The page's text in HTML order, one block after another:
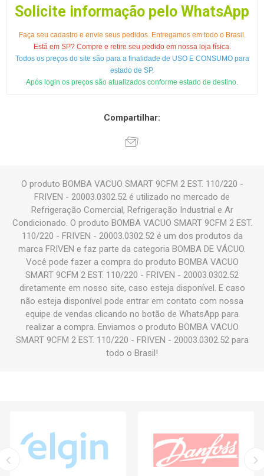
Solicite informação pelo WhatsApp
Faça seu cadastro e envie seus pedidos. Entregamos em todo o Brasil.
Está em SP? Compre e retire seu pedido em nossa loja física.
Todos os preços do site são para a finalidade de USO E CONSUMO para
estado de SP.
Após login os preços são atualizados conforme estado de destino.
Compartilhar:
O produto BOMBA VACUO SMART 9CFM 2 EST. 110/220 -
FRIVEN - 20003.0302.52 é utilizado no mercado de
Refrigeração Comercial, Refrigeração Industrial e Ar
Condicionado. O produto BOMBA VACUO SMART 9CFM 2 EST.
110/220 - FRIVEN - 20003.0302.52 é um dos produtos da
marca FRIVEN e faz parte da categoria BOMBA DE VÁCUO.
Você pode fazer a compra do produto BOMBA VACUO
SMART 9CFM 2 EST. 110/220 - FRIVEN - 20003.0302.52
diretamente em nosso site, caso esteja disponível. E caso
não esteja disponível pode entrar em contato com nossa
equipe de vendas clicando no botão de WhatsApp para
realizar a compra. Enviamos o produto BOMBA VACUO
SMART 9CFM 2 EST. 110/220 - FRIVEN - 20003.0302.52 para
todo o Brasil!